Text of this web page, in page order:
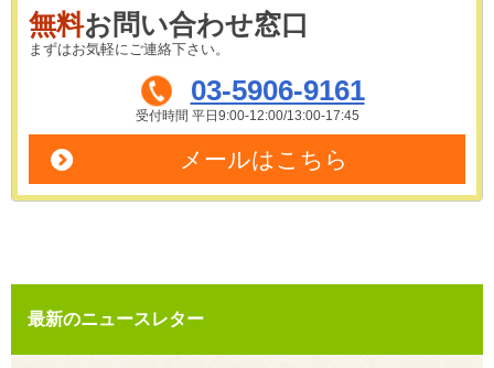
無料お問い合わせ窓口
まずはお気軽にご連絡下さい。
03-5906-9161
受付時間 平日9:00-12:00/13:00-17:45
メールはこちら
最新のニュースレター